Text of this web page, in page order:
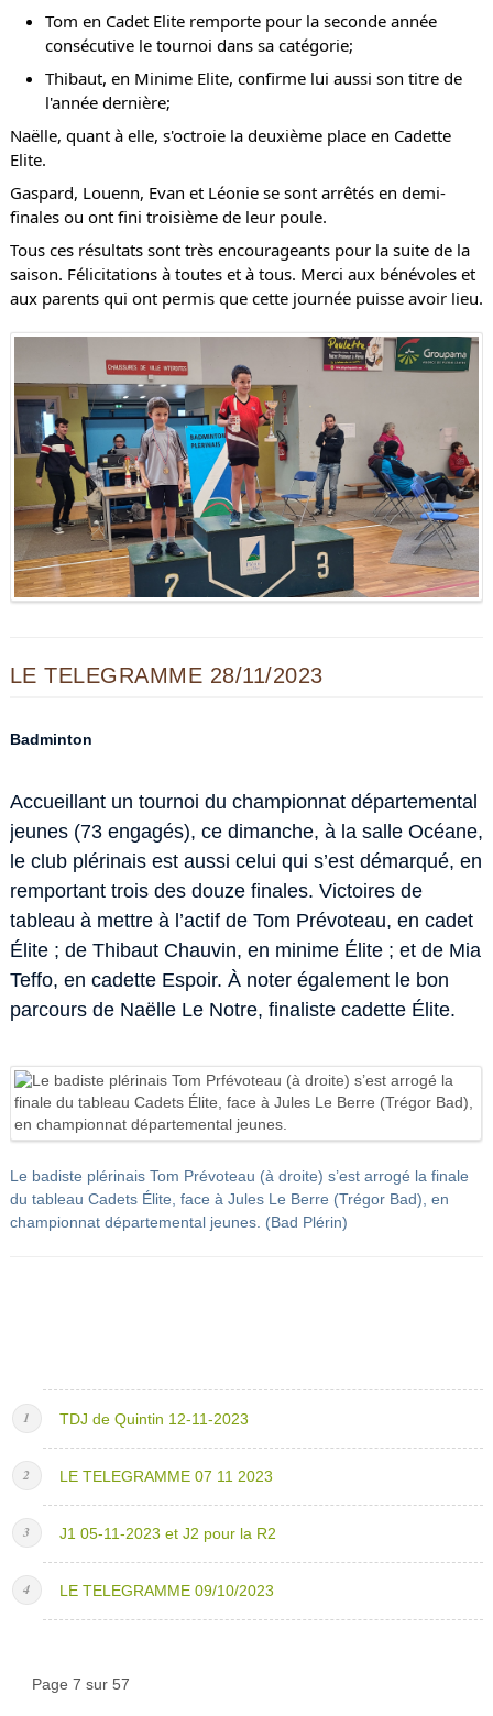
Tom en Cadet Elite remporte pour la seconde année
consécutive le tournoi dans sa catégorie;
Thibaut, en Minime Elite, confirme lui aussi son titre de
l'année dernière;
Naëlle, quant à elle, s'octroie la deuxième place en Cadette
Elite.
Gaspard, Louenn, Evan et Léonie se sont arrêtés en demi-
finales ou ont fini troisième de leur poule.
Tous ces résultats sont très encourageants pour la suite de la
saison. Félicitations à toutes et à tous. Merci aux bénévoles et
aux parents qui ont permis que cette journée puisse avoir lieu.
LE TELEGRAMME 28/11/2023
Badminton
Accueillant un tournoi du championnat départemental
jeunes (73 engagés), ce dimanche, à la salle Océane,
le club plérinais est aussi celui qui s’est démarqué, en
remportant trois des douze finales. Victoires de
tableau à mettre à l’actif de Tom Prévoteau, en cadet
Élite ; de Thibaut Chauvin, en minime Élite ; et de Mia
Teffo, en cadette Espoir. À noter également le bon
parcours de Naëlle Le Notre, finaliste cadette Élite.
Le badiste plérinais Tom Prévoteau (à droite) s’est arrogé la finale
du tableau Cadets Élite, face à Jules Le Berre (Trégor Bad), en
championnat départemental jeunes. (Bad Plérin)
TDJ de Quintin 12-11-2023
LE TELEGRAMME 07 11 2023
J1 05-11-2023 et J2 pour la R2
LE TELEGRAMME 09/10/2023
Page 7 sur 57